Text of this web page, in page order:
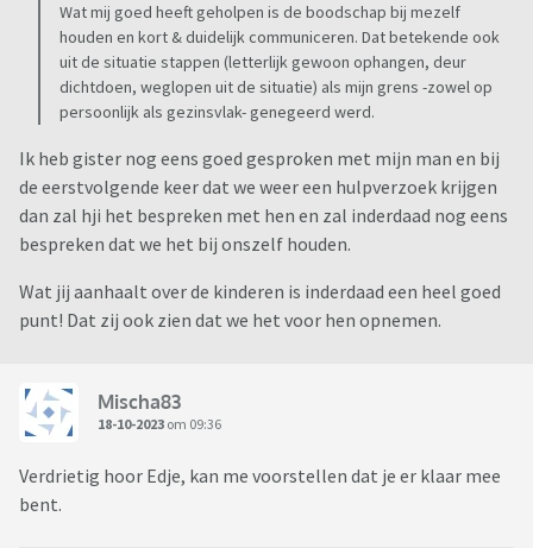
Wat mij goed heeft geholpen is de boodschap bij mezelf
houden en kort & duidelijk communiceren. Dat betekende ook
uit de situatie stappen (letterlijk gewoon ophangen, deur
dichtdoen, weglopen uit de situatie) als mijn grens -zowel op
persoonlijk als gezinsvlak- genegeerd werd.
Ik heb gister nog eens goed gesproken met mijn man en bij
de eerstvolgende keer dat we weer een hulpverzoek krijgen
dan zal hji het bespreken met hen en zal inderdaad nog eens
bespreken dat we het bij onszelf houden.
Wat jij aanhaalt over de kinderen is inderdaad een heel goed
punt! Dat zij ook zien dat we het voor hen opnemen.
Mischa83
18-10-2023 om 09:36
Verdrietig hoor Edje, kan me voorstellen dat je er klaar mee
bent.